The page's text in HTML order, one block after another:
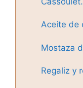
Aceite de
Mostaza
Regaliz y